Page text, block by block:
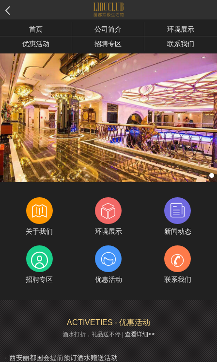

首页 公司简介
环境展示
优惠活动
招聘专区 联系我们

关于我们

环境展示

新闻动态

招聘专区

优惠活动

联系我们
ACTIVETIES - 优惠活动
酒水打折，礼品送不停 |查看详细<<
· 西安丽都国会提前预订酒水赠送活动